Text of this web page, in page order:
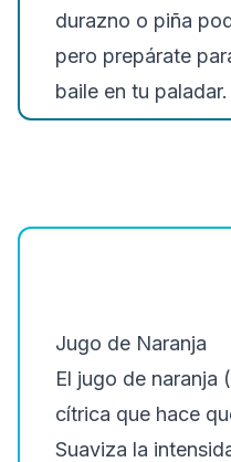
durazno o piña
pero prepárate
baile en tu paladar.
Jugo de Naranja
El jugo de naranja
cítrica que hace
Suaviza la